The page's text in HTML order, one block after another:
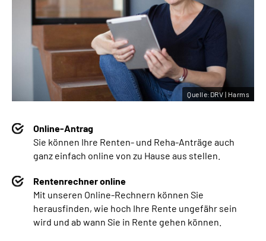
Online-Antrag
Sie können Ihre Renten- und Reha-Anträge auch
ganz einfach online von zu Hause aus stellen.
Rentenrechner online
Mit unseren Online-Rechnern können Sie
herausfinden, wie hoch Ihre Rente ungefähr sein
wird und ab wann Sie in Rente gehen können.
Quelle:DRV | Harms